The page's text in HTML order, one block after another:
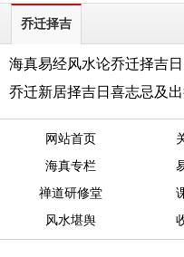
乔迁择吉
乔迁新居择吉日喜志忌及出
网站首页
海真专栏
禅道研修堂
风水堪舆